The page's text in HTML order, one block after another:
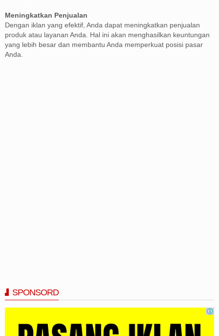
Meningkatkan Penjualan
Dengan iklan yang efektif, Anda dapat meningkatkan penjualan
produk atau layanan Anda. Hal ini akan menghasilkan keuntungan
yang lebih besar dan membantu Anda memperkuat posisi pasar
Anda.
SPONSORD